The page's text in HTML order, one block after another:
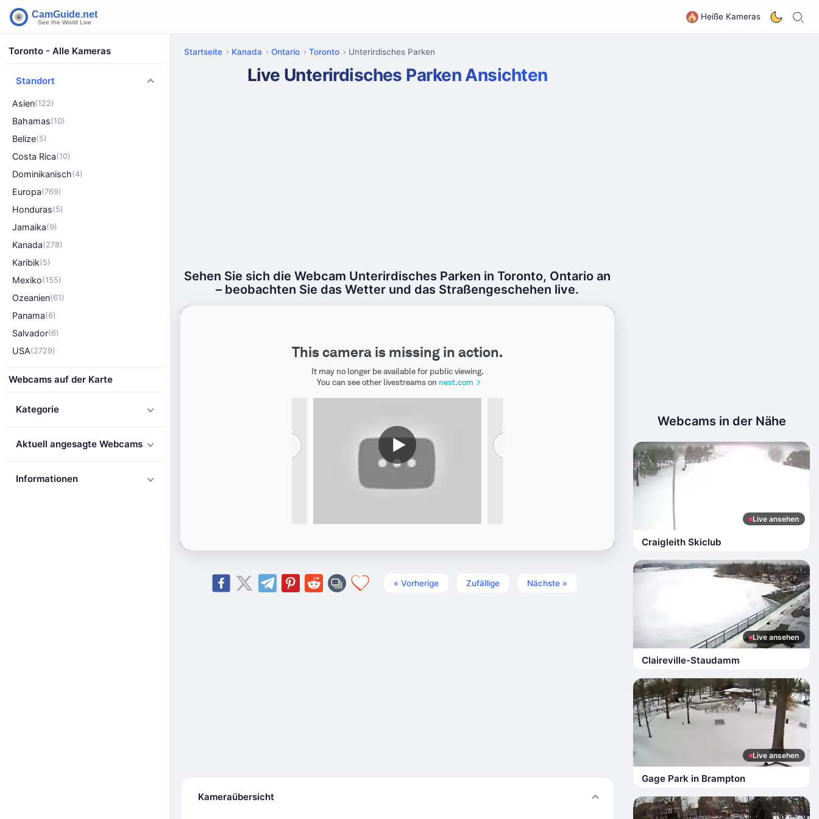
Heiße Kameras
Toronto - Alle Kameras
Standort
Asien(122)
Bahamas(10)
Belize(5)
Costa Rica(10)
Dominikanisch(4)
Europa(769)
Honduras(5)
Jamaika(9)
Kanada(278)
Karibik(5)
Mexiko(155)
Ozeanien(61)
Panama(6)
Salvador(6)
USA(2729)
Webcams auf der Karte
Kategorie
Aktuell angesagte Webcams
Informationen
Startseite Kanada Ontario Toronto Unterirdisches Parken
Live Unterirdisches Parken Ansichten
Sehen Sie sich die Webcam Unterirdisches Parken in Toronto, Ontario an
– beobachten Sie das Wetter und das Straßengeschehen live.
« Vorherige Zufällige Nächste »
Kameraübersicht
Webcams in der Nähe
Live ansehen
Craigleith Skiclub
Live ansehen
Claireville-Staudamm
Live ansehen
Gage Park in Brampton